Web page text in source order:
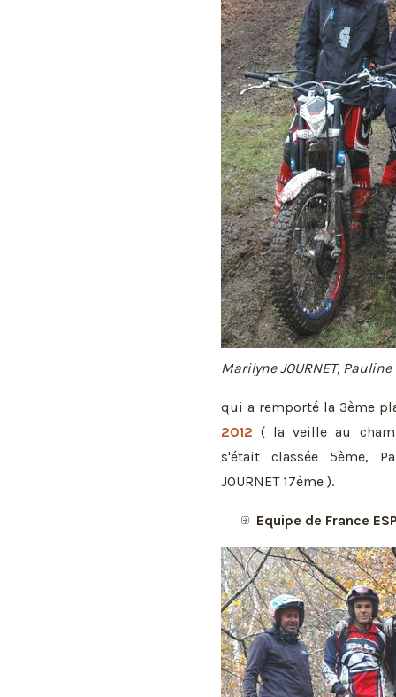
Marilyne JOURNET,
qui a remporté la 3ème
2012 ( la veille au
s'était classée 5ème,
JOURNET 17ème ).
Equipe de France